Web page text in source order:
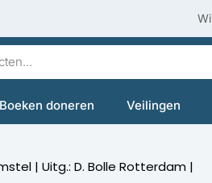
Boeken doneren Veilingen
| Uitg.: D. Bolle Rotterdam |